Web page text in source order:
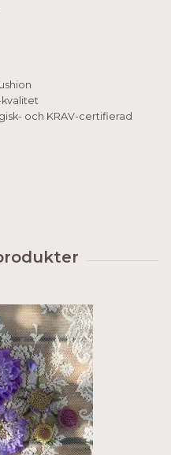
och KRAV-certifierad